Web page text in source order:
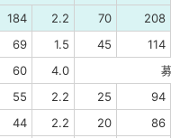
184 2.2 70
208
69 1.5 45
114
60 4.0
募
55 2.2 25
94
44 2.2 20
86